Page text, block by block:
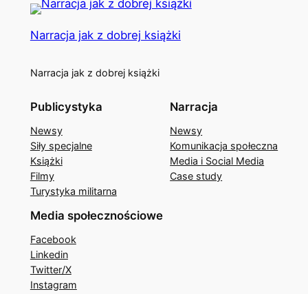
Narracja jak z dobrej książki
Narracja jak z dobrej książki
Publicystyka
Newsy
Siły specjalne
Książki
Filmy
Turystyka militarna
Narracja
Newsy
Komunikacja społeczna
Media i Social Media
Case study
Media społecznościowe
Facebook
Linkedin
Twitter/X
Instagram